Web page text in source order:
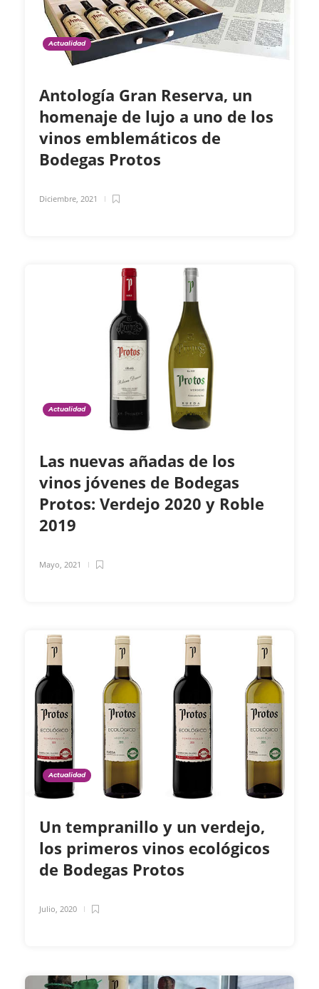
Actualidad
Antología Gran Reserva, un
homenaje de lujo a uno de los
vinos emblemáticos de
Bodegas Protos
Diciembre, 2021
Actualidad
Las nuevas añadas de los
vinos jóvenes de Bodegas
Protos: Verdejo 2020 y Roble
2019
Mayo, 2021
Actualidad
Un tempranillo y un verdejo,
los primeros vinos ecológicos
de Bodegas Protos
Julio, 2020